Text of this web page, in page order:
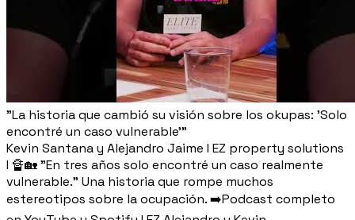
"La historia que cambió su visión sobre los okupas: 'Solo
encontré un caso vulnerable'"
Kevin Santana y Alejandro Jaime I EZ property solutions
I 🔏🏡 "En tres años solo encontré un caso realmente
vulnerable." Una historia que rompe muchos
estereotipos sobre la ocupación. ➡️Podcast completo